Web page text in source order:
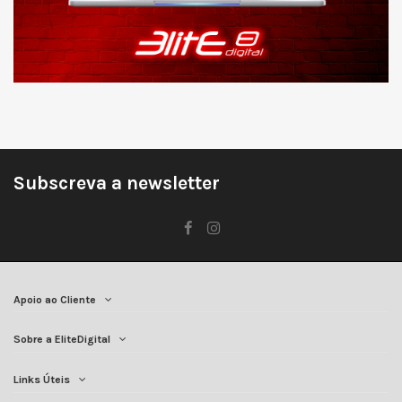
Subscreva a newsletter
Apoio ao Cliente
Sobre a EliteDigital
Links Úteis